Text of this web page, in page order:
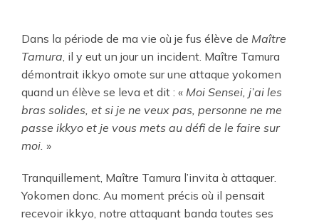
Dans la période de ma vie où je fus élève de Maître
Tamura , il y eut un jour un incident. Maître Tamura
démontrait ikkyo omote sur une attaque yokomen
quand un élève se leva et dit : « Moi Sensei, j’ai les
bras solides, et si je ne veux pas, personne ne me
passe ikkyo et je vous mets au défi de le faire sur
moi. »
Tranquillement, Maître Tamura l’invita à attaquer.
Yokomen donc. Au moment précis où il pensait
recevoir ikkyo, notre attaquant banda toutes ses